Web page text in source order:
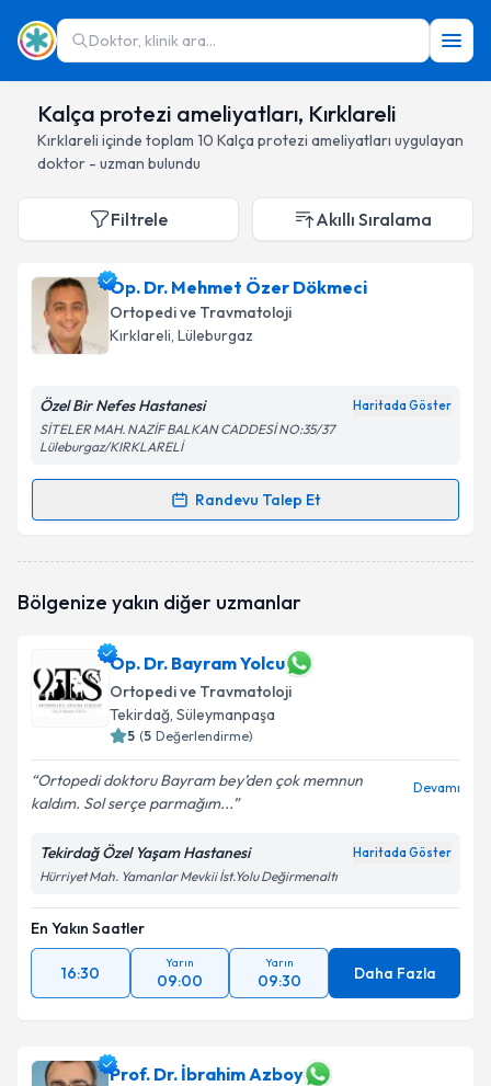
Doktor, klinik ara...
Kalça protezi ameliyatları, Kırklareli
Kırklareli içinde toplam 10 Kalça protezi ameliyatları uygulayan
doktor - uzman bulundu
Filtrele Akıllı Sıralama
Op. Dr. Mehmet Özer Dökmeci
Ortopedi ve Travmatoloji
Kırklareli, Lüleburgaz
Özel Bir Nefes Hastanesi Haritada Göster
SİTELER MAH. NAZİF BALKAN CADDESİ NO:35/37
Lüleburgaz/KIRKLARELİ
Randevu Talep Et
Randevu Takvimi Talebi
takvimi talebi oluşturun. Size bu uzmandan randevu
bilgilendireceğiz.
E-posta Adresiniz
Kişisel verilerimin işlenmesine ilişkin
kapsamda işlenmesini kabul ediyorum.
Takvim Talebini Gönder
Bölgenize yakın diğer uzmanlar
Op. Dr. Bayram Yolcu
Ortopedi ve Travmatoloji
Tekirdağ, Süleymanpaşa
5 (5 Değerlendirme)
Ortopedi doktoru Bayram bey’den çok memnun
kaldım. Sol serçe parmağım...
Devamı
Tekirdağ Özel Yaşam Hastanesi Haritada Göster
Hürriyet Mah. Yamanlar Mevkii İst.Yolu Değirmenaltı
En Yakın Saatler
16:30
Yarın
09:00
Yarın
09:30 Daha Fazla
Prof. Dr. İbrahim Azboy